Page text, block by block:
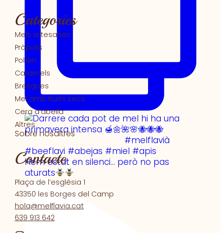
Hem estat en silenci… però no pas
aturats
Categories
Mels artesanes
Pròpolis
Pol·len
Caramels
Bresques
Mel amb fruits secs
Cera d’abella
Altres
Sobre nosaltres
Contacte
Plaça de l’església 1
43350 les Borges del Camp
hola@melflavia.cat
639 913 642